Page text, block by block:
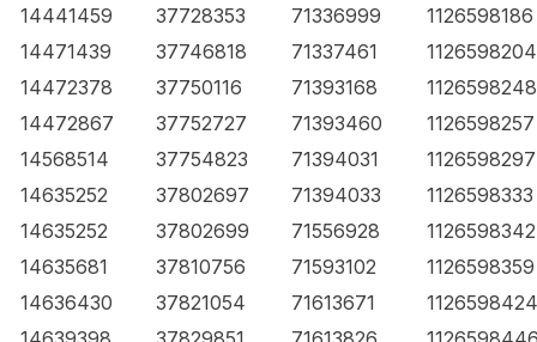
14441459
37728353 71336999
1126598186
14471439
37746818 71337461
1126598204
14472378
37750116 71393168
1126598248
14472867
37752727 71393460
1126598257
14568514
37754823 71394031
1126598297
14635252
37802697 71394033
1126598333
14635252
37802699 71556928
1126598342
14635681
37810756 71593102
1126598359
14636430
37821054 71613671
1126598424